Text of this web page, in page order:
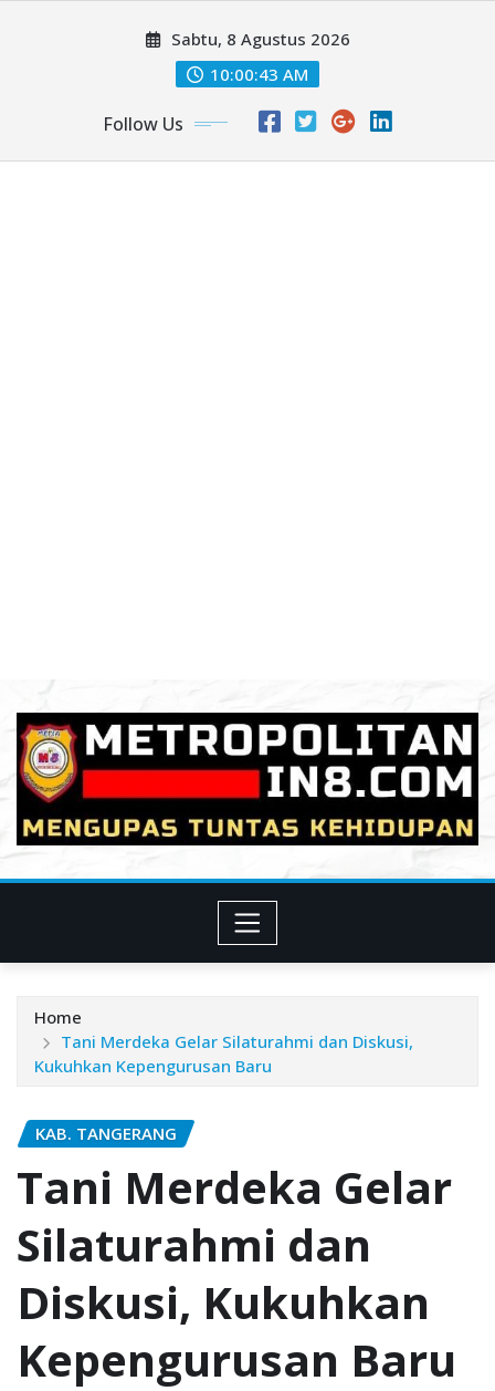
Sabtu, 8 Agustus 2026
10:00:45 AM
Follow Us
Home
Tani Merdeka Gelar Silaturahmi dan Diskusi,
Kukuhkan Kepengurusan Baru
KAB. TANGERANG
Tani Merdeka Gelar
Silaturahmi dan
Diskusi, Kukuhkan
Kepengurusan Baru